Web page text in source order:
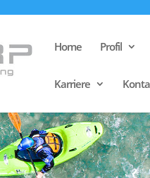
Home Profil
Karriere